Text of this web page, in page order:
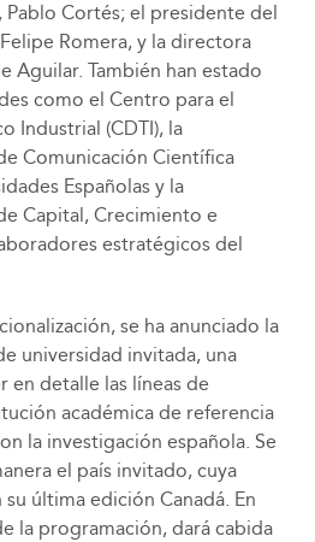
Pablo Cortés; el presidente del
Romera, y la directora
Aguilar. También han estado
como el Centro para el
Industrial (CDTI), la
Comunicación Científica
Españolas y la
Capital, Crecimiento e
estratégicos del
se ha anunciado la
universidad invitada, una
en detalle las líneas de
académica de referencia
la investigación española. Se
el país invitado, cuya
última edición Canadá. En
la programación, dará cabida